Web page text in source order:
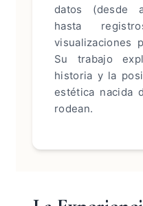
datos (desde
hasta
visualizaciones
Su trabajo
historia y la
estética nacida
rodean.